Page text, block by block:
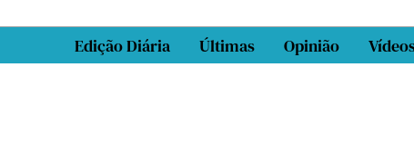
Edição Diária Últimas Opinião